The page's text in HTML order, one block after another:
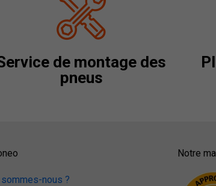
de montage des
pneus
sommes-nous ?
Notre